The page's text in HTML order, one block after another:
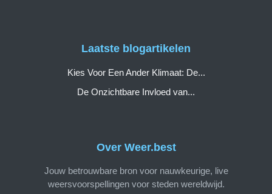
Over Weer.best
Jouw betrouwbare bron voor nauwkeurige, live
weersvoorspellingen voor steden wereldwijd.
Laatste blogartikelen
Kies Voor Een Ander Klimaat: De...
De Onzichtbare Invloed van...